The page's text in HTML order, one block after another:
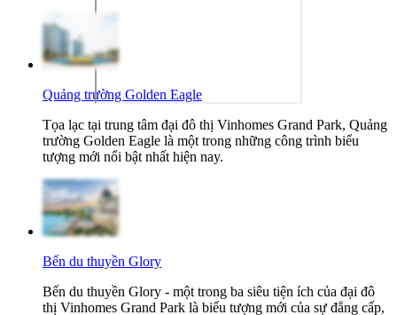
Quảng trường Golden Eagle
Tọa lạc tại trung tâm đại đô thị Vinhomes Grand Park, Quảng
trường Golden Eagle là một trong những công trình biểu
tượng mới nổi bật nhất hiện nay.
Bến du thuyền Glory
Bến du thuyền Glory - một trong ba siêu tiện ích của đại đô
thị Vinhomes Grand Park là biểu tượng mới của sự đẳng cấp,